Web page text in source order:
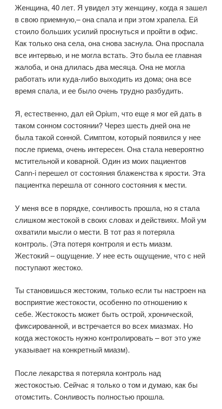
Женщина, 40 лет. Я увидел эту женщину, когда я зашел
в свою приемную,– она спала и при этом храпела. Ей
стоило больших усилий проснуться и пройти в офис.
Как только она села, она снова заснула. Она проспала
все интервью, и не могла встать. Это была ее главная
жалоба, и она длилась два месяца. Она не могла
работать или куда-либо выходить из дома; она все
время спала, и ее было очень трудно разбудить.
Я, естественно, дал ей Opium, что еще я мог ей дать в
таком сонном состоянии? Через шесть дней она не
была такой сонной. Симптом, который появился у нее
после приема, очень интересен. Она стала невероятно
мстительной и коварной. Один из моих пациентов
Cann-i перешел от состояния блаженства к ярости. Эта
пациентка перешла от сонного состояния к мести.
У меня все в порядке, сонливость прошла, но я стала
слишком жестокой в своих словах и действиях. Мой ум
охватили мысли о мести. В тот раз я потеряла
контроль. (Эта потеря контроля и есть миазм.
Жестокий – ощущение. У нее есть ощущение, что с ней
поступают жестоко.
Ты становишься жестоким, только если ты настроен на
восприятие жестокости, особенно по отношению к
себе. Жестокость может быть острой, хронической,
фиксированной, и встречается во всех миазмах. Но
когда жестокость нужно контролировать – вот это уже
указывает на конкретный миазм).
После лекарства я потеряла контроль над
жестокостью. Сейчас я только о том и думаю, как бы
отомстить. Сонливость полностью прошла.